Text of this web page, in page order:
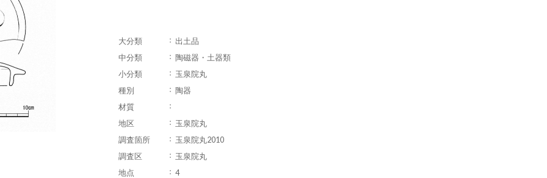
大分類
出土品
中分類
陶磁器・土器類
小分類
玉泉院丸
種別
陶器
材質
地区
玉泉院丸
調査箇所
玉泉院丸2010
調査区
玉泉院丸
地点
4